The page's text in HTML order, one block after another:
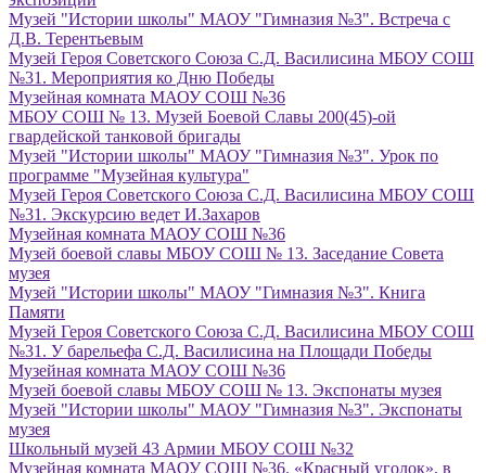
Музей "Истории школы" МАОУ "Гимназия №3". Встреча с
Д.В. Терентьевым
Музей Героя Советского Союза С.Д. Василисина МБОУ СОШ
№31. Мероприятия ко Дню Победы
Музейная комната МАОУ СОШ №36
МБОУ СОШ № 13. Музей Боевой Славы 200(45)-ой
гвардейской танковой бригады
Музей "Истории школы" МАОУ "Гимназия №3". Урок по
программе "Музейная культура"
Музей Героя Советского Союза С.Д. Василисина МБОУ СОШ
№31. Экскурсию ведет И.Захаров
Музейная комната МАОУ СОШ №36
Музей боевой славы МБОУ СОШ № 13. Заседание Совета
музея
Музей "Истории школы" МАОУ "Гимназия №3". Книга
Памяти
Музей Героя Советского Союза С.Д. Василисина МБОУ СОШ
№31. У барельефа С.Д. Василисина на Площади Победы
Музейная комната МАОУ СОШ №36
Музей боевой славы МБОУ СОШ № 13. Экспонаты музея
Музей "Истории школы" МАОУ "Гимназия №3". Экспонаты
музея
Школьный музей 43 Армии МБОУ СОШ №32
Музейная комната МАОУ СОШ №36. «Красный уголок», в